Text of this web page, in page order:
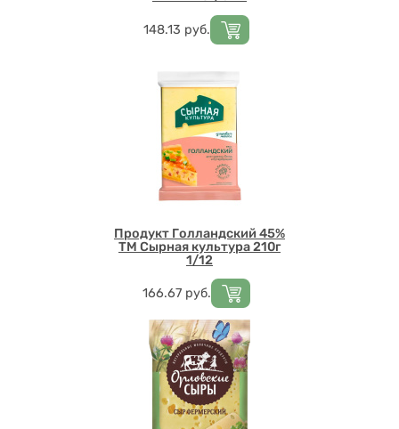
Цена
148.13 руб.
Продукт Голландский 45%
ТМ Сырная культура 210г
1/12
Цена
166.67 руб.